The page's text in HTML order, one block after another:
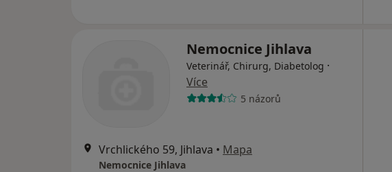
Nemocnice Jihlava
Veterinář, Chirurg, Diabetolog ·
Více
5 názorů
Vrchlického 59, Jihlava • Mapa
Nemocnice Jihlava